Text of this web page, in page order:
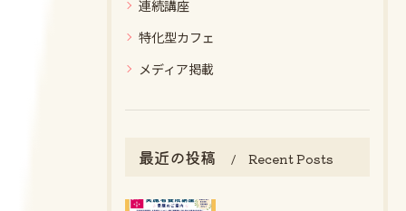
連続講座
特化型カフェ
メディア掲載
最近の投稿 Recent Posts